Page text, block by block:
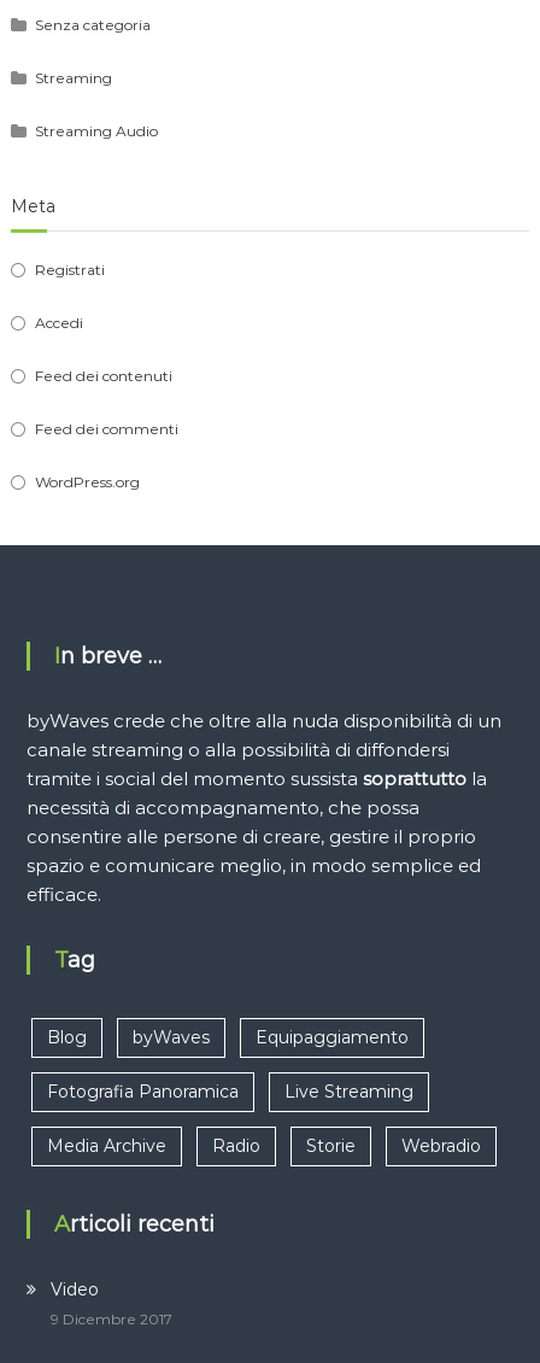
Senza categoria
Streaming
Streaming Audio
Meta
Registrati
Accedi
Feed dei contenuti
Feed dei commenti
WordPress.org
In breve …
byWaves crede che oltre alla nuda disponibilità di un
canale streaming o alla possibilità di diffondersi
tramite i social del momento sussista soprattuttola
necessità di accompagnamento, che possa
consentire alle persone di creare, gestire il proprio
spazio e comunicare meglio, in modo semplice ed
efficace.
Tag
Blog byWaves Equipaggiamento
Fotografia Panoramica Live Streaming
Media Archive Radio Storie Webradio
Articoli recenti
Video
9 Dicembre 2017